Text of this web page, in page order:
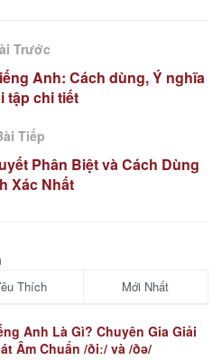
Trước
Anh: Cách dùng, Ý nghĩa
tập chi tiết
Tiếp
Phân Biệt và Cách Dùng
Xác Nhất
Thích Mới Nhất
Anh Là Gì? Chuyên Gia Giải
Âm Chuẩn /ðiː/ và /ðə/